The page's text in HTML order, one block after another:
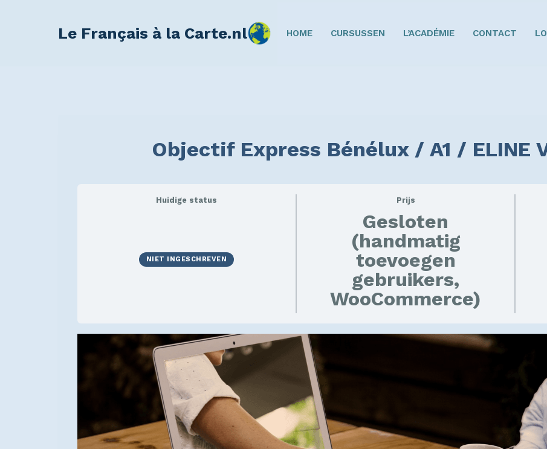
Le Français à la Carte.nl HOME CURSUSSEN L’ACADÉMIE CONTACT
Objectif Express Bénélux / A1 / ELINE
Huidige status
NIET INGESCHREVEN
Prijs
Gesloten
(handmatig
toevoegen
gebruikers,
WooCommerce)